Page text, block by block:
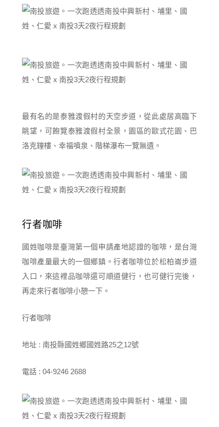
最有名的是泰雅渡假村的天空步道，從此處居高臨下
眺望，可飽覽泰雅渡假村全景，園區的歐式花園、巴
洛克鐘樓、幸福噴泉、階梯瀑布一覽無遺。
行者咖啡
國姓咖啡是臺灣第一個申請產地認證的咖啡，是台灣
咖啡產量最大的一個鄉鎮。行者咖啡位於松柏崙步道
入口，來這裡品咖啡還可順道健行，也可健行完後，
再走來行者咖啡小憩一下。
行者咖啡
地址 : 南投縣國姓鄉國姓路25之12號
電話 : 04-9246 2688